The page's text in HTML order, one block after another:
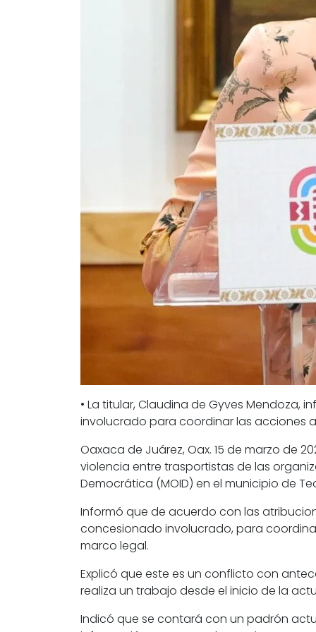
• La titular, Claudina de Gyves
involucrado para coordinar las acciones
Oaxaca de Juárez, Oax. 15 de marzo de
violencia entre trasportistas de las
Democrática (MOID) en el municipio de
Informó que de acuerdo con las
concesionado involucrado, para
marco legal.
Explicó que este es un conflicto con
realiza un trabajo desde el inicio de la
Indicó que se contará con un padrón